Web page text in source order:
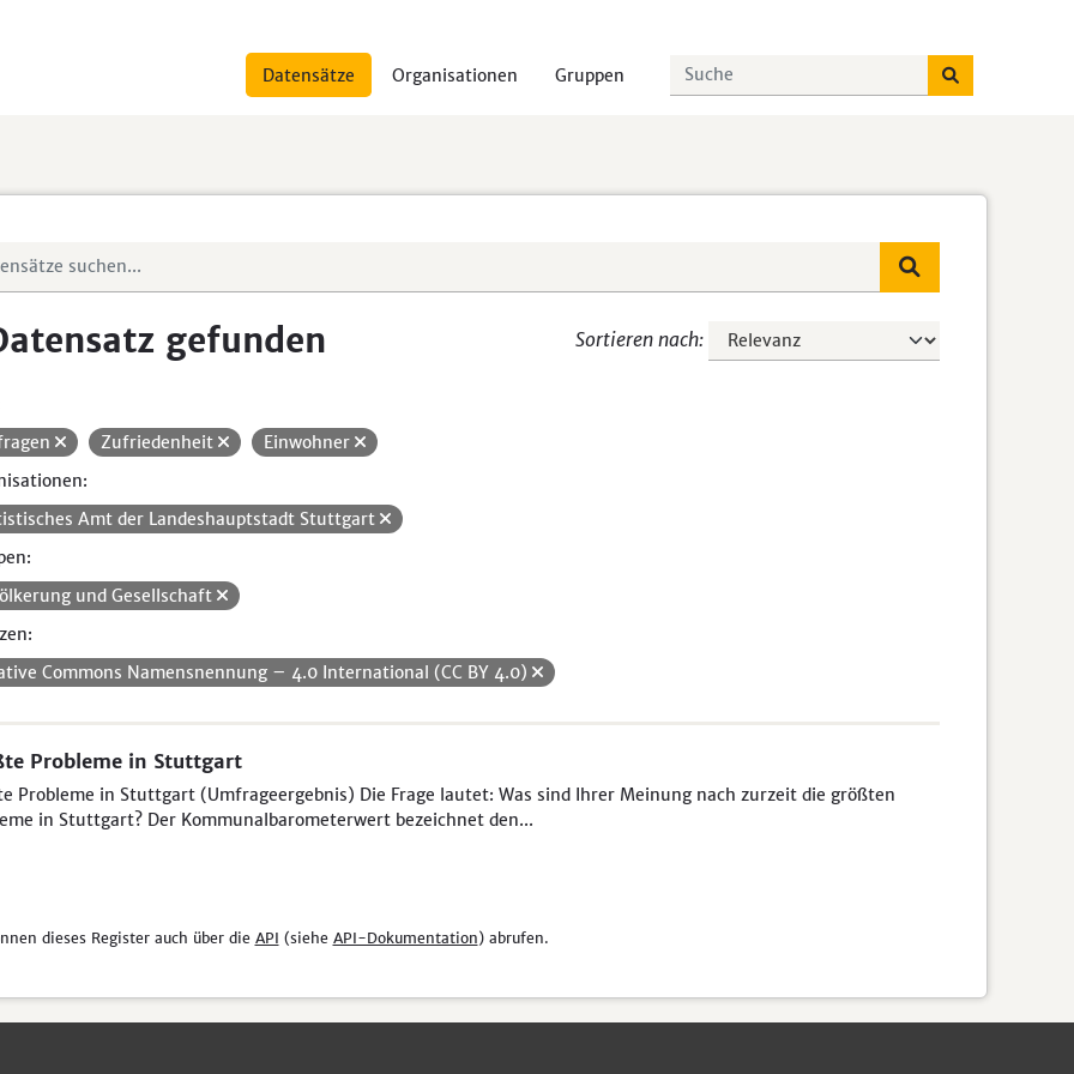
Datensätze Organisationen Gruppen
Sortieren nach
gefunden
Zufriedenheit
Einwohner
Amt der Landeshauptstadt Stuttgart
und Gesellschaft
Commons Namensnennung – 4.0 International (CC BY 4.0)
Probleme in Stuttgart
Probleme in Stuttgart (Umfrageergebnis) Die Frage lautet: Was sind Ihrer Meinung nach zurzeit die größten
in Stuttgart? Der Kommunalbarometerwert bezeichnet den...
dieses Register auch über die API (siehe API-Dokumentation) abrufen.